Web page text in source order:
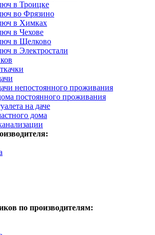
в Троицке
во Фрязино
в Химках
в Чехове
в Щелково
в Электростали
непостоянного проживания
постоянного проживания
на даче
дома
по производителям: